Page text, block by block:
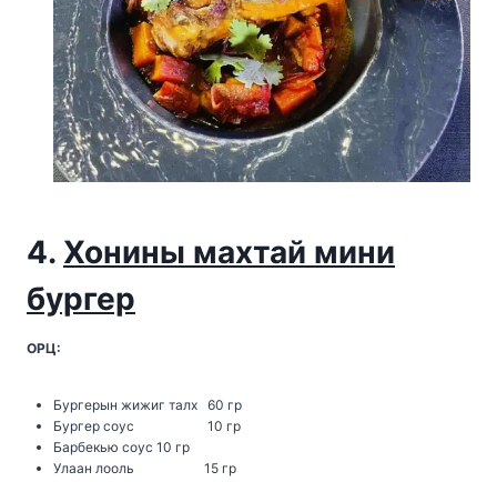
4. Хонины махтай мини
бургер
ОРЦ:
Бургерын жижиг талх 60 гр
Бургер соус 10 гр
Барбекью соус 10 гр
Улаан лооль 15 гр